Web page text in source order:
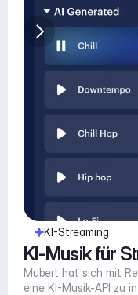
KI-Streaming
KI-Musik für
Mubert hat sich mit
eine KI-Musik-API zu